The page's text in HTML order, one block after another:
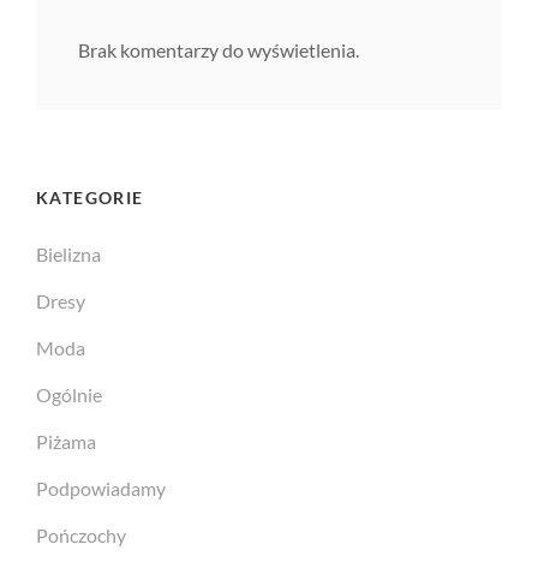
Brak komentarzy do wyświetlenia.
KATEGORIE
Bielizna
Dresy
Moda
Ogólnie
Piżama
Podpowiadamy
Pończochy